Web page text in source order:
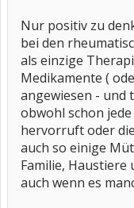
Nur positiv zu
bei den
als einzige
Medikamente (
angewiesen - und
obwohl schon
hervorruft oder
auch so einige
Familie, Haustiere
auch wenn es